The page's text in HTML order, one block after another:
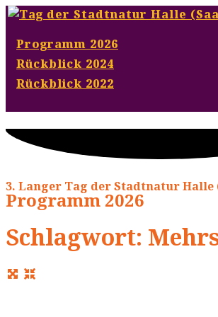
Programm 2026
Rückblick 2024
Rückblick 2022
3. Langer Tag der Stadtnatur Halle
Programm 2026
Schlagwort: